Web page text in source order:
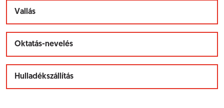
Vallás
Oktatás-nevelés
Hulladékszállítás